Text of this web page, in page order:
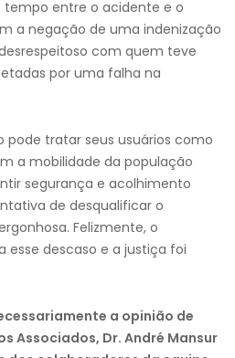
tempo entre o acidente e o
a negação de uma indenização
com quem teve
por uma falha na
tratar seus usuários como
a mobilidade da população
segurança e acolhimento
de desqualificar o
Felizmente, o
esse descaso e a justiça foi
a opinião de
Associados, Dr. André Mansur